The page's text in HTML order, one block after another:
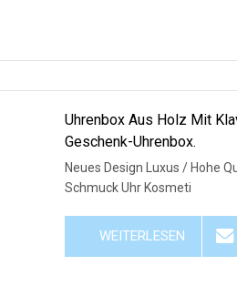
Uhrenbox Aus Holz Mit
Geschenk-Uhrenbox.
Neues Design Luxus / Hohe
Schmuck Uhr Kosmeti
WEITERLESEN